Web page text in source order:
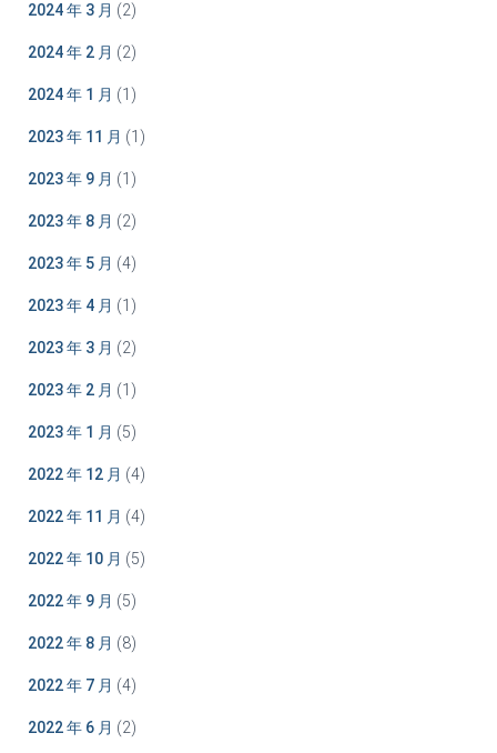
2024 年 3 月 (2)
2024 年 2 月 (2)
2024 年 1 月 (1)
2023 年 11 月 (1)
2023 年 9 月 (1)
2023 年 8 月 (2)
2023 年 5 月 (4)
2023 年 4 月 (1)
2023 年 3 月 (2)
2023 年 2 月 (1)
2023 年 1 月 (5)
2022 年 12 月 (4)
2022 年 11 月 (4)
2022 年 10 月 (5)
2022 年 9 月 (5)
2022 年 8 月 (8)
2022 年 7 月 (4)
2022 年 6 月 (2)